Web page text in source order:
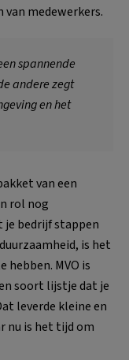
medewerkers.
spannende
andere zegt
en het
van een
rol nog
bedrijf stappen
is het
MVO is
soort lijstje dat je
leverde kleine en
nu is het tijd om